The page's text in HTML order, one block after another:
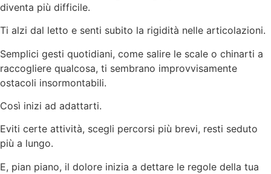
diventa più difficile.
Ti alzi dal letto e senti subito la rigidità nelle articolazioni.
Semplici gesti quotidiani, come salire le scale o chinarti a
raccogliere qualcosa, ti sembrano improvvisamente
ostacoli insormontabili.
Così inizi ad adattarti.
Eviti certe attività, scegli percorsi più brevi, resti seduto
più a lungo.
E, pian piano, il dolore inizia a dettare le regole della tua